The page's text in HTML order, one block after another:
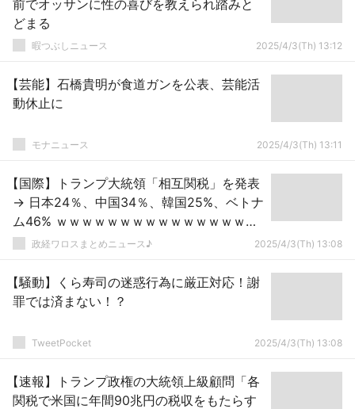
前でオッサンに性の喜びを教えられ踏みと
どまる
暇つぶしニュース 2025/4/3(Th) 13:12
【芸能】石橋貴明が食道ガンを公表、芸能活
動休止に
モナニュース 2025/4/3(Th) 13:11
【国際】トランプ大統領「相互関税」を発表
→ 日本24％、中国34％、韓国25%、ベトナ
ム46% ｗｗｗｗｗｗｗｗｗｗｗｗｗｗｗｗ
ｗ 政経ワロスまとめニュース♪ 2025/4/3(Th) 13:08
【騒動】くら寿司の迷惑行為に厳正対応！謝
罪では済まない！？
TweetPocket 2025/4/3(Th) 13:08
【速報】トランプ政権の大統領上級顧問「各
関税で米国に年間90兆円の税収をもたらす